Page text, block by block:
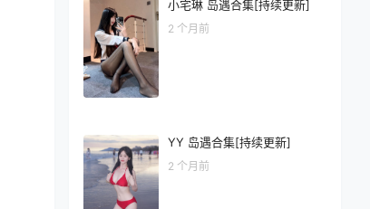
小宅琳 岛遇合集[持续更新]
2 个月前
YY 岛遇合集[持续更新]
2 个月前